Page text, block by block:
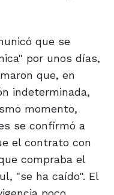
que se
por unos días,
que, en
indeterminada,
momento,
se confirmó a
el contrato con
compraba el
"se ha caído". El